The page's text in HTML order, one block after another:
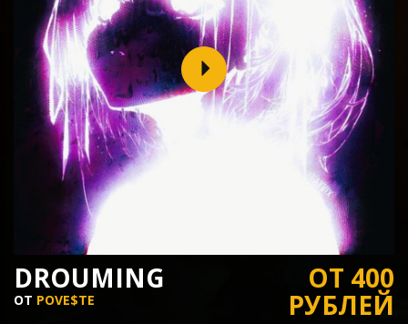
DROUMING
ОТ POVE$TE
ОТ 400
РУБЛЕЙ